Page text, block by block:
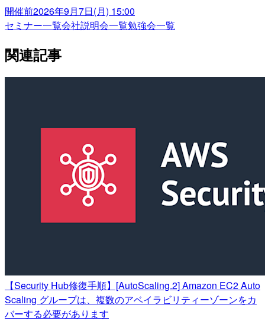
開催前2026年9月7日(月) 15:00
セミナー一覧会社説明会一覧勉強会一覧
関連記事
【Security Hub修復手順】[AutoScaling.2] Amazon EC2 Auto
Scaling グループは、複数のアベイラビリティーゾーンをカ
バーする必要があります